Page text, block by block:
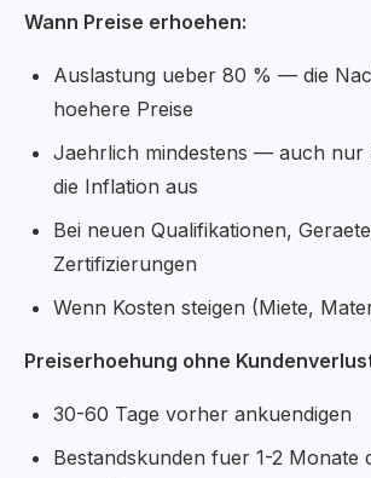
Wann Preise erhoehen:
Auslastung ueber 80 % — die
hoehere Preise
Jaehrlich mindestens — auch nur
die Inflation aus
Bei neuen Qualifikationen,
Zertifizierungen
Wenn Kosten steigen (Miete,
Preiserhoehung ohne
30-60 Tage vorher ankuendigen
Bestandskunden fuer 1-2 Monate